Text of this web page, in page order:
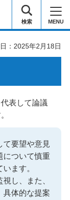
検索 MENU
：2025年2月18日
表して論議
て要望や意見
について慎重
ます。
し、また、
具体的な提案